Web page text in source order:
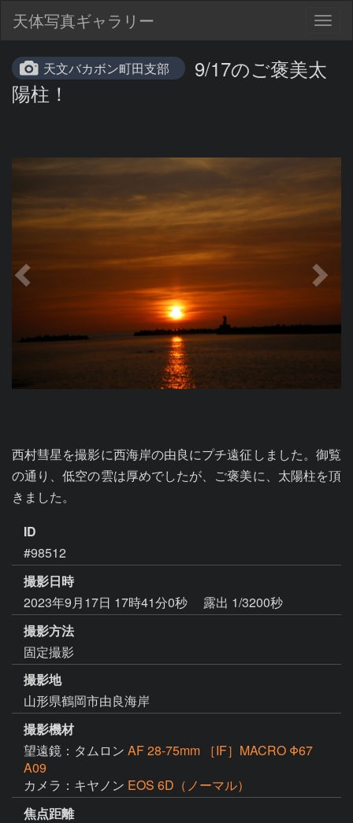
天体写真ギャラリー
天文バカボン町田支部
9/17のご褒美太
陽柱！
西村彗星を撮影に西海岸の由良にプチ遠征しました。御覧
の通り、低空の雲は厚めでしたが、ご褒美に、太陽柱を頂
きました。
ID
#98512
撮影日時
2023年9月17日 17時41分0秒
露出 1/3200秒
撮影方法
固定撮影
撮影地
山形県鶴岡市由良海岸
撮影機材
望遠鏡：タムロン AF 28-75mm ［IF］MACRO Φ67
A09
カメラ：キヤノン EOS 6D（ノーマル）
焦点距離